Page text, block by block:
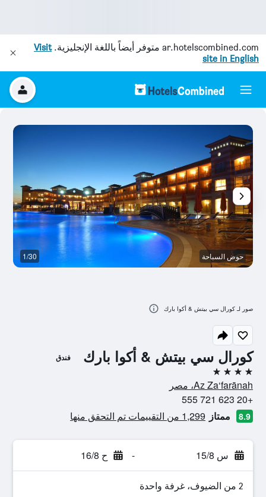
ar.hotelscombined.com متوفر أيضاً باللغة الإنجليزية.Visit
site in English
كورال سي بيتش & أكوا بارك فندق
4 نجوم
Az Za‘farānah، مصر
+20 623 721 555
8.9 ممتاز 1,299 من التقييمات تم التحقق منها
س 15/8 - ح 16/8
2 من الضيوف، غرفة واحدة
حوض السباحة 1/30
صور لـ كورال سي بيتش & أكوا بارك